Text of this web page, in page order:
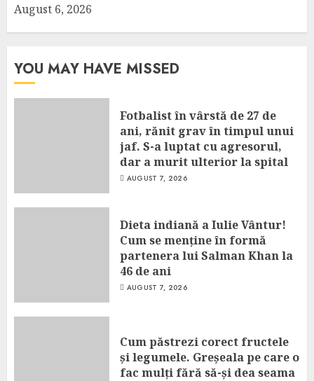
August 6, 2026
YOU MAY HAVE MISSED
Fotbalist în vârstă de 27 de
ani, rănit grav în timpul unui
jaf. S-a luptat cu agresorul,
dar a murit ulterior la spital
AUGUST 7, 2026
Dieta indiană a Iulie Vântur!
Cum se menține în formă
partenera lui Salman Khan la
46 de ani
AUGUST 7, 2026
Cum păstrezi corect fructele
și legumele. Greșeala pe care o
fac mulți fără să-și dea seama